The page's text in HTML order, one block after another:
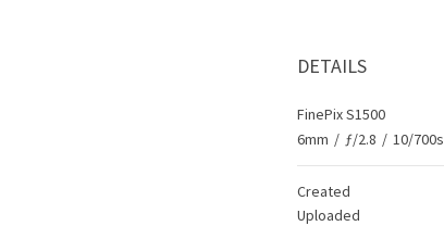
DETAILS
FinePix S1500
6mm / ƒ/2.8 / 10/700s
Created
Uploaded